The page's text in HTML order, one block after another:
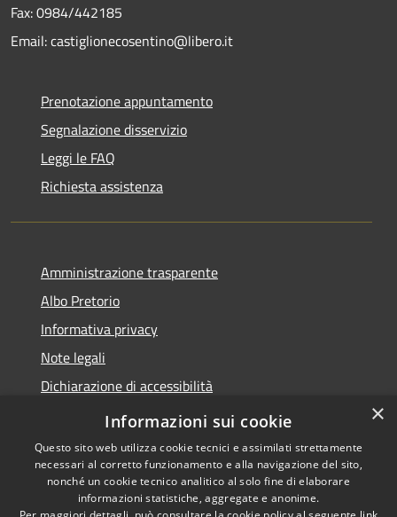
Fax: 0984/442185
Email: castiglionecosentino@libero.it
Prenotazione appuntamento
Segnalazione disservizio
Leggi le FAQ
Richiesta assistenza
Amministrazione trasparente
Albo Pretorio
Informativa privacy
Note legali
Dichiarazione di accessibilità
Feedback e Recapiti
Copyright © 2026 • Comune di
×
Informazioni sui cookie
Questo sito web utilizza cookie tecnici e assimilati strettamente
necessari al corretto funzionamento e alla navigazione del sito,
nonché un cookie tecnico analitico al solo fine di elaborare
informazioni statistiche, aggregate e anonime.